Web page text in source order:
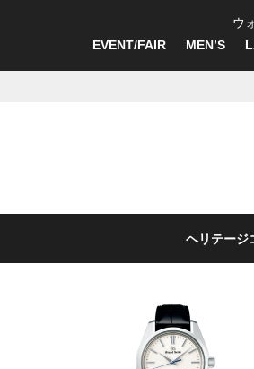
ウ
EVENT/FAIR
MEN’S
ヘリテージ